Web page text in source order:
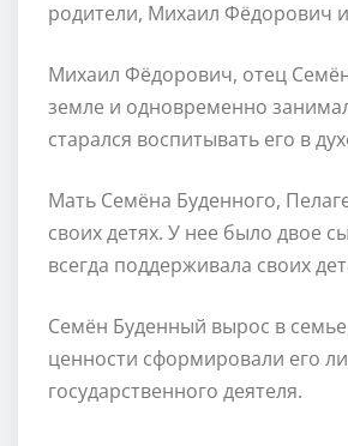
родители, Михаил Фёдорович
Михаил Фёдорович, отец
земле и одновременно
старался воспитывать его в
Мать Семёна Буденного,
своих детях. У нее было двое
всегда поддерживала своих
Семён Буденный вырос в
ценности сформировали его
государственного деятеля.